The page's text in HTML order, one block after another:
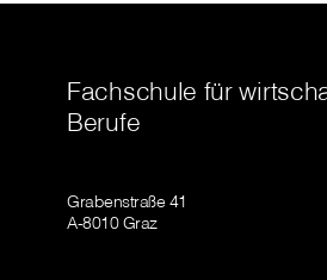
Fachschule für
Berufe
Grabenstraße 41
A-8010 Graz